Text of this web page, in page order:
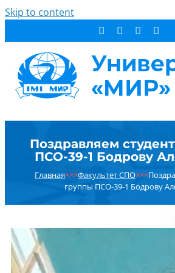
Skip to content
СТУДЕНТУ
ОБ УНИВЕРСИТЕТЕ
НОВОСТИ
РЕЗУЛЬТАТ ПОИСКА:
Поздравляем
ПСО-39-1 Бодрову
Главная×××Факультет СПО×××
группы ПСО-39-1 Бодрову